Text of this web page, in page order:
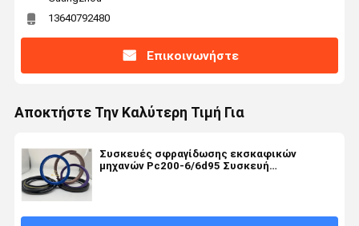
13640792480
Επικοινωνήστε
Αποκτήστε Την Καλύτερη Τιμή Για
Συσκευές σφραγίδωσης εκσκαφικών
μηχανών Pc200-6/6d95 Συσκευή